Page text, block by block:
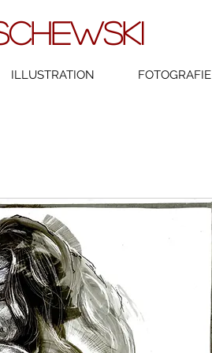
ILLUSTRATION FOTOGRAFIE